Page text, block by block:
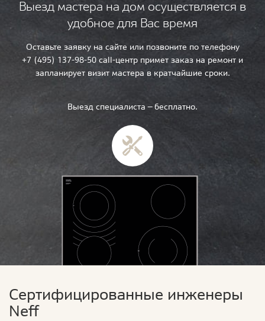
Выезд мастера на дом осуществляется в
удобное для Вас время
Оставьте заявку на сайте или позвоните по телефону
+7 (495) 137-98-50 call-центр примет заказ на ремонт и
запланирует визит мастера в кратчайшие сроки.
Выезд специалиста — бесплатно.
Сертифицированные инженеры
Neff